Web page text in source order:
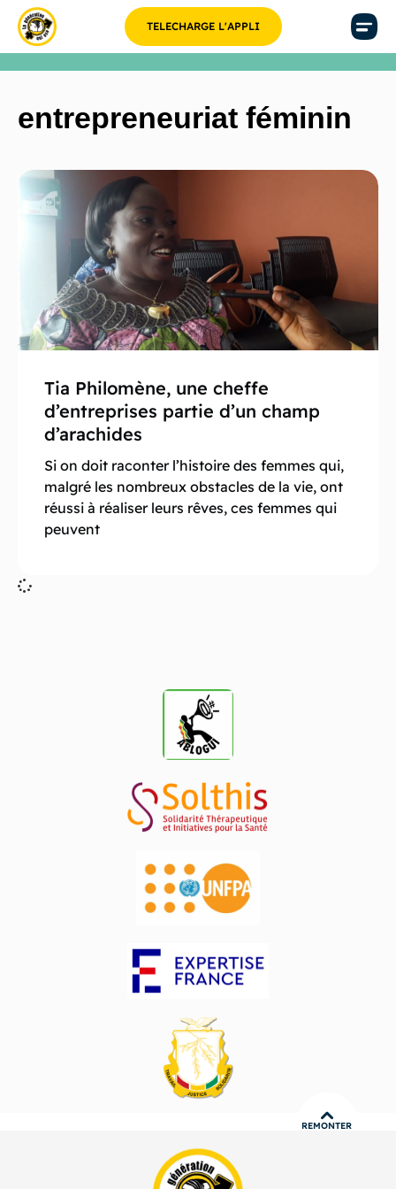
TELECHARGE L'APPLI
entrepreneuriat féminin
Tia Philomène, une cheffe
d’entreprises partie d’un champ
d’arachides
Si on doit raconter l’histoire des femmes qui,
malgré les nombreux obstacles de la vie, ont
réussi à réaliser leurs rêves, ces femmes qui
peuvent
REMONTER